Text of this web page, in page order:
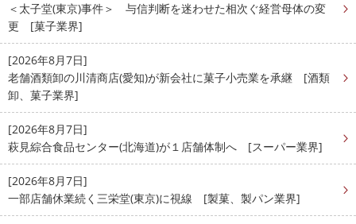
＜太子堂(東京)事件＞ 与信判断を迷わせた相次ぐ経営母体の変
更 [菓子業界]
[2026年8月7日]
老舗酒類卸の川清商店(愛知)が新会社に菓子小売業を承継 [酒類
卸、菓子業界]
[2026年8月7日]
萩見綜合食品センター(北海道)が１店舗体制へ [スーパー業界]
[2026年8月7日]
一部店舗休業続く三栄堂(東京)に視線 [製菓、製パン業界]